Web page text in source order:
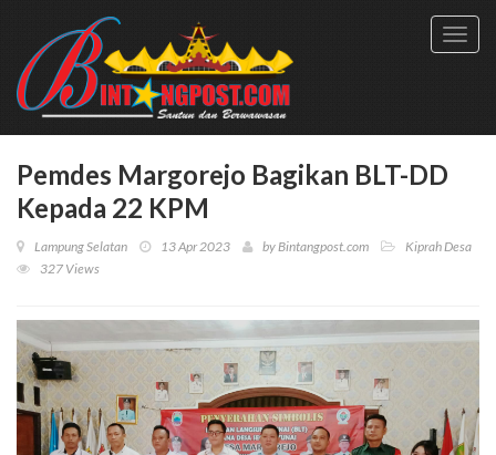
Pemdes Margorejo Bagikan BLT-DD
Kepada 22 KPM
Lampung Selatan 13 Apr 2023 by Bintangpost.com
Kiprah Desa
327 Views